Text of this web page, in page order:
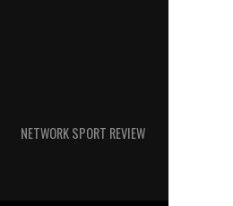
NETWORK SPORT REVIEW